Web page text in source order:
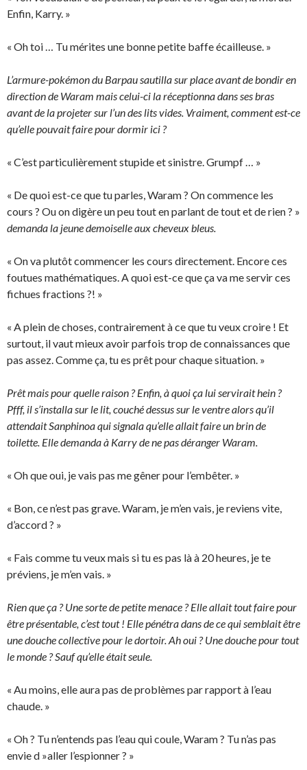
Enfin, Karry. »
« Oh toi … Tu mérites une bonne petite baffe écailleuse. »
L’armure-pokémon du Barpau sautilla sur place avant de bondir en
direction de Waram mais celui-ci la réceptionna dans ses bras
avant de la projeter sur l’un des lits vides. Vraiment, comment est-ce
qu’elle pouvait faire pour dormir ici ?
« C’est particulièrement stupide et sinistre. Grumpf … »
« De quoi est-ce que tu parles, Waram ? On commence les
cours ? Ou on digère un peu tout en parlant de tout et de rien ? »
demanda la jeune demoiselle aux cheveux bleus.
« On va plutôt commencer les cours directement. Encore ces
foutues mathématiques. A quoi est-ce que ça va me servir ces
fichues fractions ?! »
« A plein de choses, contrairement à ce que tu veux croire ! Et
surtout, il vaut mieux avoir parfois trop de connaissances que
pas assez. Comme ça, tu es prêt pour chaque situation. »
Prêt mais pour quelle raison ? Enfin, à quoi ça lui servirait hein ?
Pfff, il s’installa sur le lit, couché dessus sur le ventre alors qu’il
attendait Sanphinoa qui signala qu’elle allait faire un brin de
toilette. Elle demanda à Karry de ne pas déranger Waram.
« Oh que oui, je vais pas me gêner pour l’embêter. »
« Bon, ce n’est pas grave. Waram, je m’en vais, je reviens vite,
d’accord ? »
« Fais comme tu veux mais si tu es pas là à 20 heures, je te
préviens, je m’en vais. »
Rien que ça ? Une sorte de petite menace ? Elle allait tout faire pour
être présentable, c’est tout ! Elle pénétra dans de ce qui semblait être
une douche collective pour le dortoir. Ah oui ? Une douche pour tout
le monde ? Sauf qu’elle était seule.
« Au moins, elle aura pas de problèmes par rapport à l’eau
chaude. »
« Oh ? Tu n’entends pas l’eau qui coule, Waram ? Tu n’as pas
envie d »aller l’espionner ? »